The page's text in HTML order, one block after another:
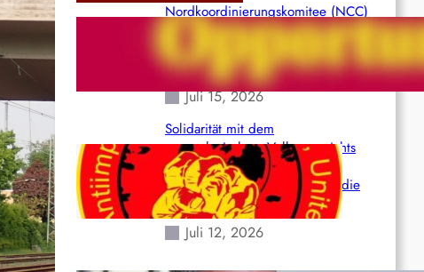
Nordkoordinierungskomitee (NCC)
der Kommunistischen Partei Indiens
(Maoistisch): Postmoderner
Opportunismus
Juli 15, 2026
Solidarität mit dem
venezolanischem Volk angesichts
der verlorenen Leben und der
katastrophalen Situation durch die
Erdbeben des 24. Juni!
Juli 12, 2026